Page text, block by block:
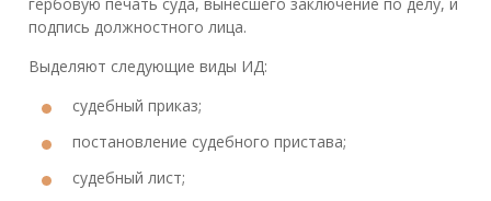
подпись должностного лица.
Выделяют следующие виды ИД:
судебный приказ;
постановление судебного пристава;
судебный лист;